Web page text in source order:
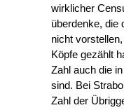
wirklicher
überdenke, die
nicht
Köpfe gezählt
Zahl auch die
sind. Bei
Zahl der